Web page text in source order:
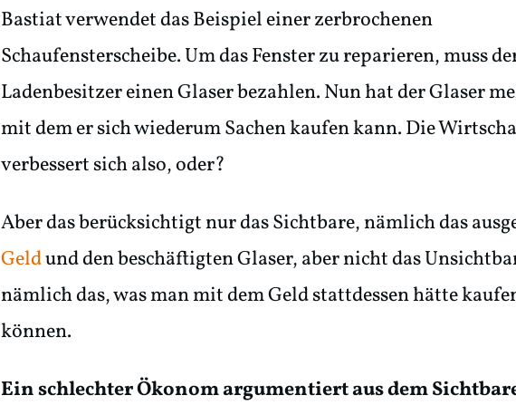
Bastiat verwendet das Beispiel einer zerbrochenen
Schaufensterscheibe. Um das Fenster zu reparieren, muss
Ladenbesitzer einen Glaser bezahlen. Nun hat der Glaser
mit dem er sich wiederum Sachen kaufen kann. Die
verbessert sich also, oder?
Aber das berücksichtigt nur das Sichtbare, nämlich das
Geldund den beschäftigten Glaser, aber nicht das
nämlich das, was man mit dem Geld stattdessen hätte
können.
Ein schlechter Ökonom argumentiert aus dem